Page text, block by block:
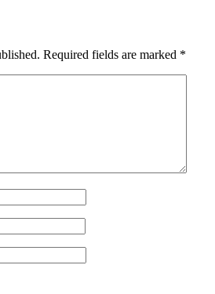
Required fields are marked *